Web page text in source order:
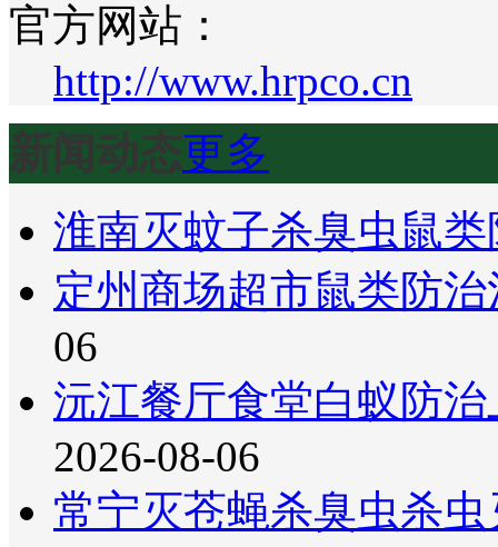
官方网站：
http://www.hrpco.cn
新闻动态更多
淮南灭蚊子杀臭虫鼠
定州商场超市鼠类防
06
沅江餐厅食堂白蚁防
2026-08-06
常宁灭苍蝇杀臭虫杀